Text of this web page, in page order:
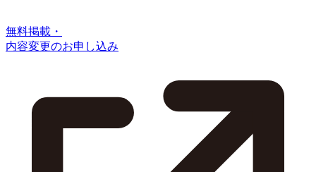
無料掲載・
内容変更のお申し込み